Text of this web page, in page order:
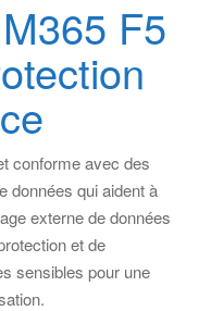
F5
conforme avec des
données qui aident à
externe de données
et de
sensibles pour une